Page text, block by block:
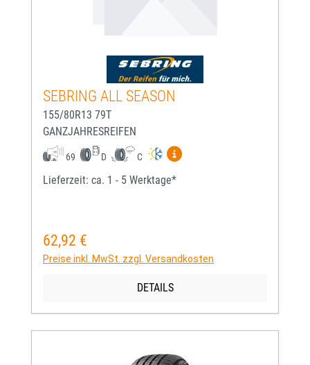
SEBRING ALL SEASON
155/80R13 79T
GANZJAHRESREIFEN
69 D C
Mehr Informationen zum
Lieferzeit: ca. 1 - 5 Werktage*
Regulärer Preis:
62,92 €
Preise inkl. MwSt. zzgl. Versandkosten
DETAILS